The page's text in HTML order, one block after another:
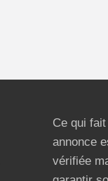
Ce qui
annonce
vérifiée